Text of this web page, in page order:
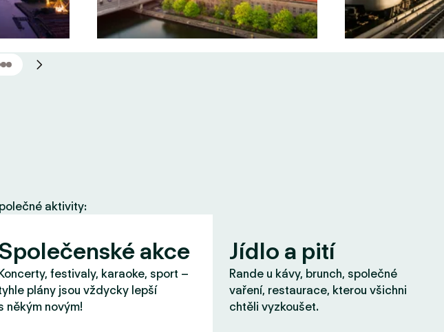
aktivity:
akce
Koncerty, festivaly, karaoke, sport –
plány jsou vždycky lepší
někým novým!
Jídlo a pití
Rande u kávy, brunch, společné
vaření, restaurace, kterou všichni
chtěli vyzkoušet.